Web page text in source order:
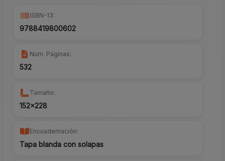
ISBN-13:
9788419800602
Num. Páginas:
532
Tamaño:
152x228
Encuadernación:
Tapa blanda con solapas